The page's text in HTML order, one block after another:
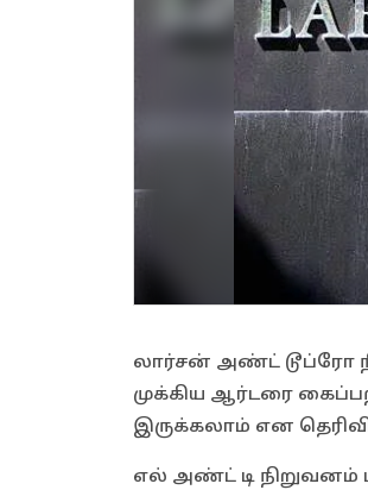
லார்சன் அண்ட் டூப்ரோ
முக்கிய ஆர்டரை
இருக்கலாம் என
எல் அண்ட் டி நிறுவனம்